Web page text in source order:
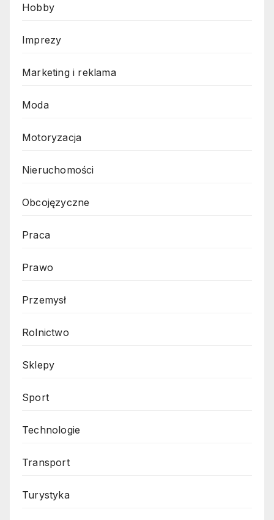
Hobby
Imprezy
Marketing i reklama
Moda
Motoryzacja
Nieruchomości
Obcojęzyczne
Praca
Prawo
Przemysł
Rolnictwo
Sklepy
Sport
Technologie
Transport
Turystyka